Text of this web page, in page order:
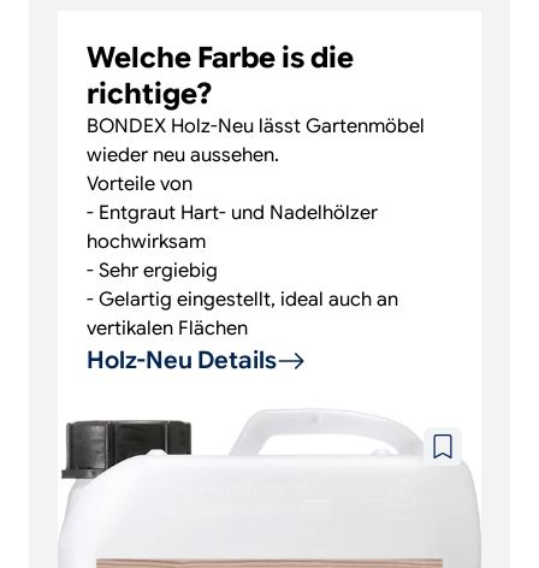
Welche Farbe is die
richtige?
BONDEX Holz-Neu lässt Gartenmöbel
wieder neu aussehen.
Vorteile von
- Entgraut Hart- und Nadelhölzer
hochwirksam
- Sehr ergiebig
- Gelartig eingestellt, ideal auch an
vertikalen Flächen
Holz-Neu Details
Zu
wunschzettel
hinzufügen